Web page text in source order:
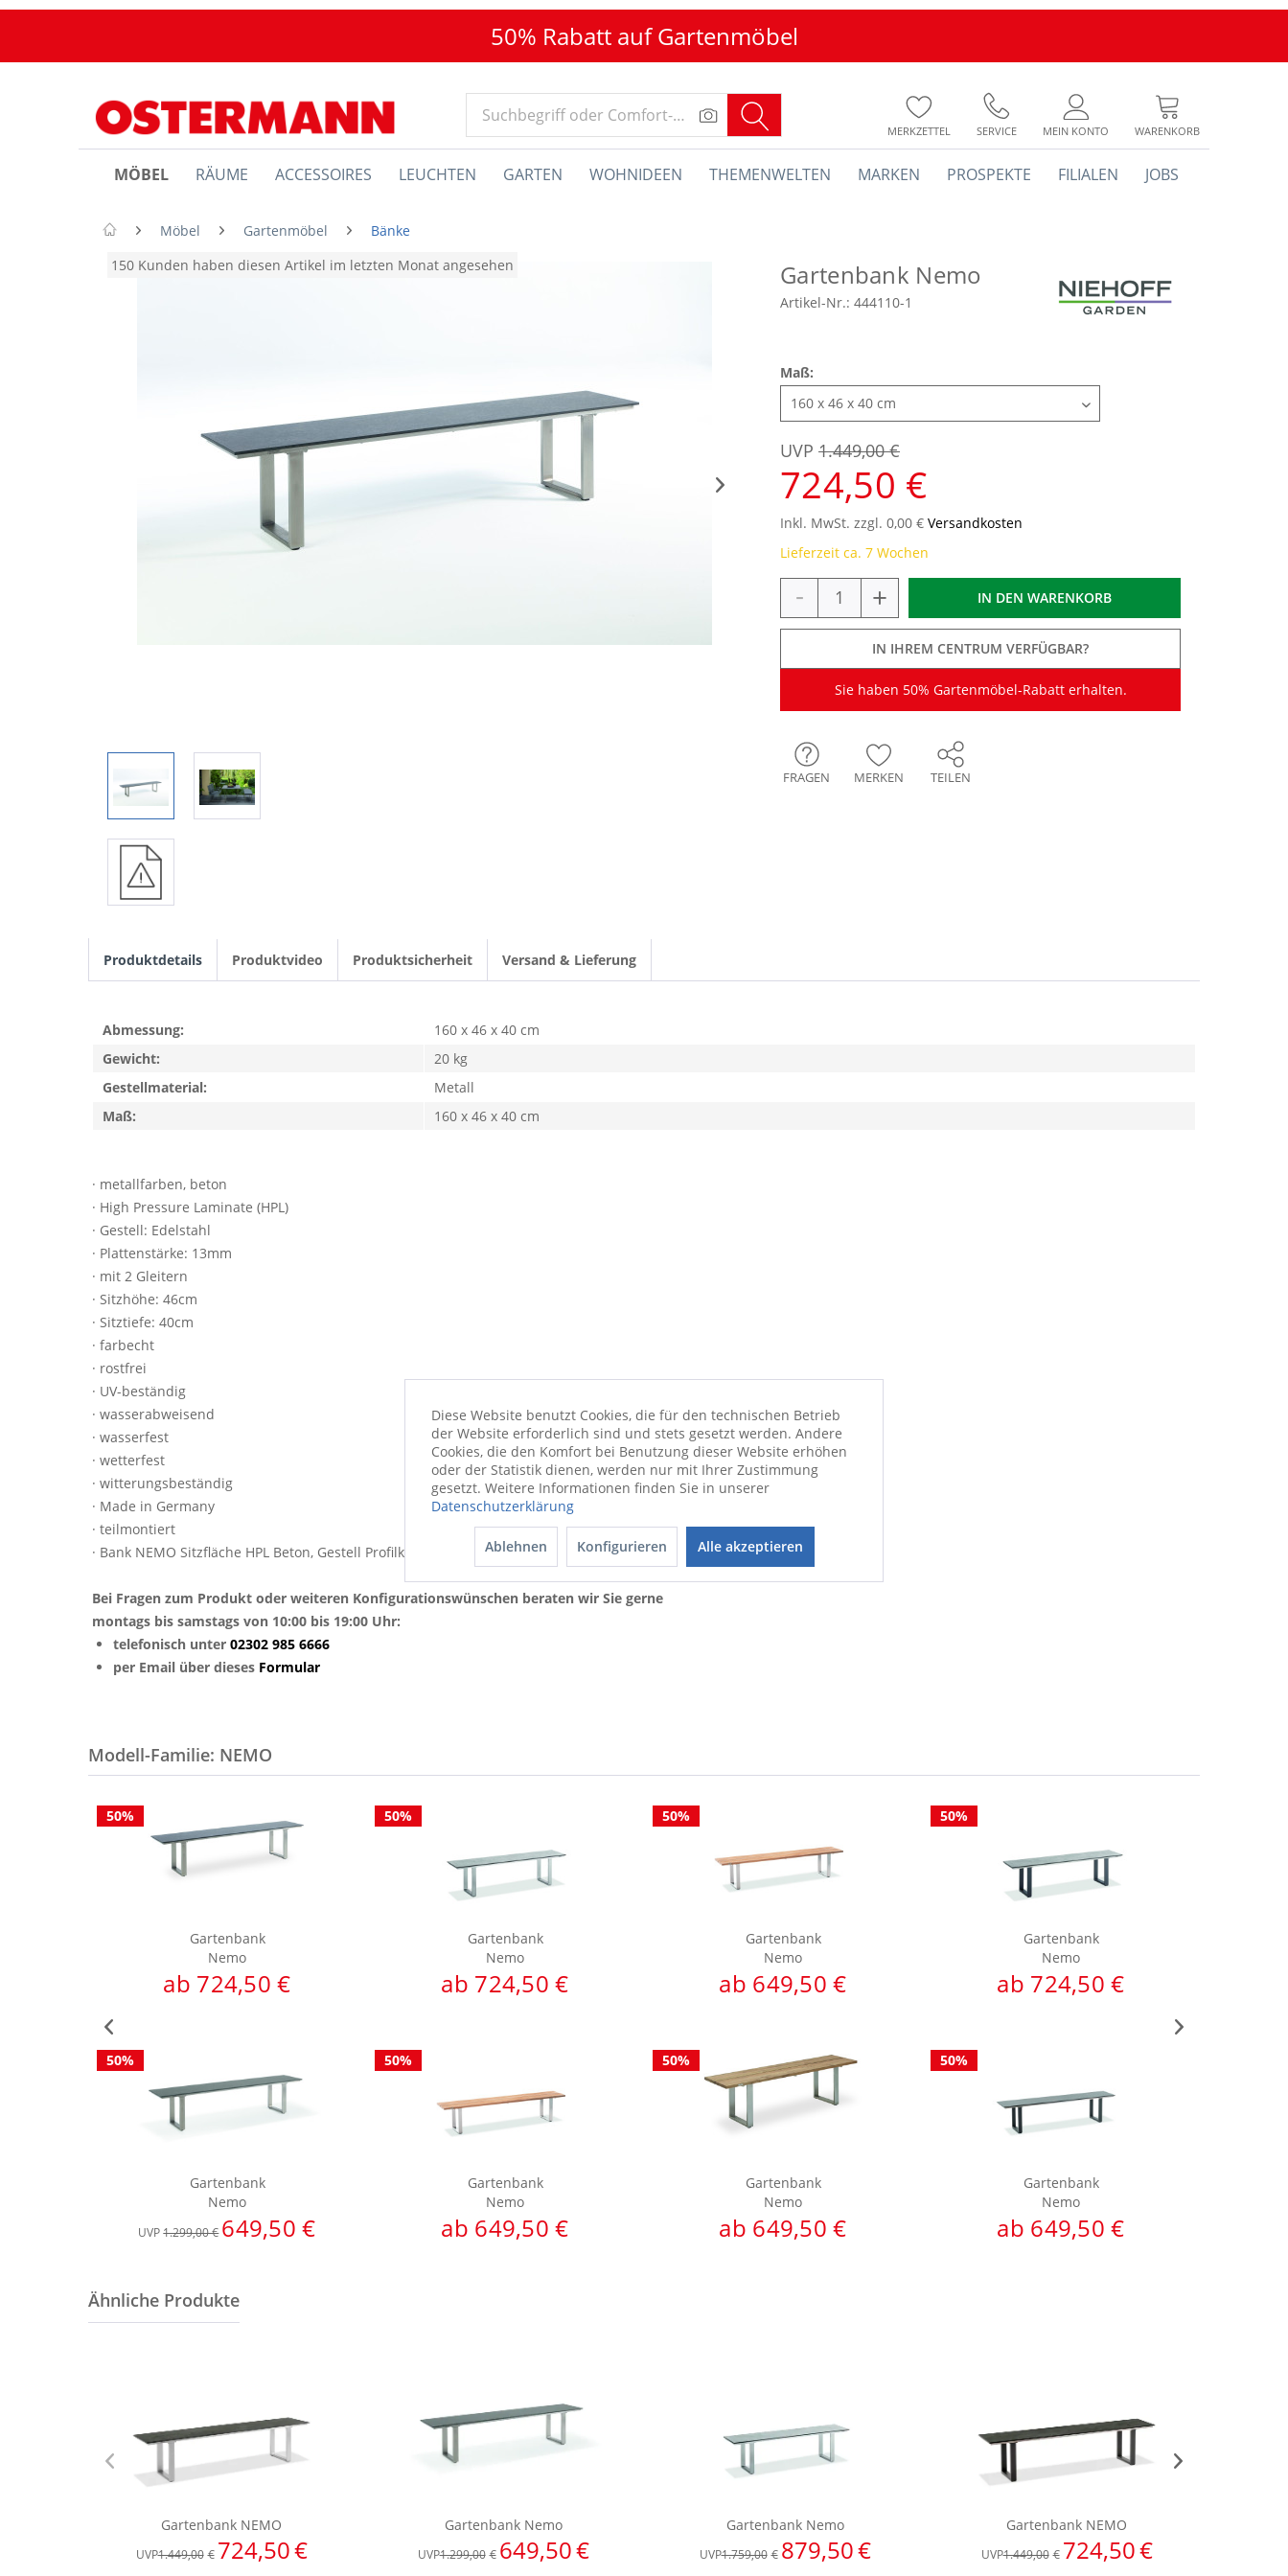
50% Rabatt auf Gartenmöbel
MERKZETTEL SERVICE MEIN KONTO WARENKORB
MÖBEL RÄUME ACCESSOIRES LEUCHTEN GARTEN WOHNIDEEN THEMENWELTEN MARKEN PROSPEKTE FILIALEN JOBS
Möbel Gartenmöbel
Bänke
150 Kunden haben diesen Artikel im letzten Monat angesehen
Gartenbank Nemo
Artikel-Nr.: 444110-1
724,50 €
UVP 1.449,00 €
Inkl. MwSt. zzgl. 0,00 € Versandkosten
Lieferzeit ca. 7 Wochen
Maß:
- + IN DEN WARENKORB
IN IHREM CENTRUM VERFÜGBAR?
Sie haben 50% Gartenmöbel-Rabatt erhalten.
FRAGEN MERKEN TEILEN
Produktdetails Produktvideo Produktsicherheit Versand & Lieferung
· metallfarben, beton
· High Pressure Laminate (HPL)
· Gestell: Edelstahl
· Plattenstärke: 13mm
· mit 2 Gleitern
· Sitzhöhe: 46cm
· Sitztiefe: 40cm
· farbecht
· rostfrei
· UV-beständig
· wasserabweisend
· wasserfest
· wetterfest
· witterungsbeständig
· Made in Germany
· teilmontiert
· Bank NEMO Sitzfläche HPL Beton, Gestell Profilkufe Edelstahl gebürstet.
Bei Fragen zum Produkt oder weiteren Konfigurationswünschen beraten wir Sie gerne
montags bis samstags von 10:00 bis 19:00 Uhr:
telefonisch unter 02302 985 6666
per Email über dieses Formular
Abmessung:
160 x 46 x 40 cm
Gewicht:
20 kg
Gestellmaterial:
Metall
Maß:
160 x 46 x 40 cm
Modell-Familie: NEMO
50%
Gartenbank
Nemo
ab 724,50 €
50%
Gartenbank
Nemo
UVP1.299,00 € 649,50 €
50%
Gartenbank
Nemo
ab 724,50 €
50%
Gartenbank
Nemo
ab 649,50 €
50%
Gartenbank
Nemo
ab 649,50 €
50%
Gartenbank
Nemo
ab 649,50 €
50%
Gartenbank
Nemo
ab 724,50 €
50%
Gartenbank
Nemo
ab 649,50 €
Diese Website benutzt Cookies, die für den technischen Betrieb
der Website erforderlich sind und stets gesetzt werden. Andere
Cookies, die den Komfort bei Benutzung dieser Website erhöhen
oder der Statistik dienen, werden nur mit Ihrer Zustimmung
gesetzt. Weitere Informationen finden Sie in unserer
Datenschutzerklärung
Ablehnen Konfigurieren Alle akzeptieren